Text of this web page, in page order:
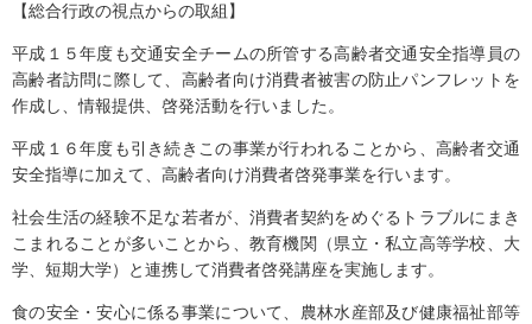
【総合行政の視点からの取組】
平成１５年度も交通安全チームの所管する高齢者交通安全指導員の
高齢者訪問に際して、高齢者向け消費者被害の防止パンフレットを
作成し、情報提供、啓発活動を行いました。
平成１６年度も引き続きこの事業が行われることから、高齢者交通
安全指導に加えて、高齢者向け消費者啓発事業を行います。
社会生活の経験不足な若者が、消費者契約をめぐるトラブルにまき
こまれることが多いことから、教育機関（県立・私立高等学校、大
学、短期大学）と連携して消費者啓発講座を実施します。
食の安全・安心に係る事業について、農林水産部及び健康福祉部等